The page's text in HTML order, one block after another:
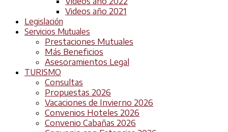
Videos año 2021
Legislación
Servicios Mutuales
Prestaciones Mutuales
Más Beneficios
Asesoramientos Legal
TURISMO
Consultas
Propuestas 2026
Vacaciones de Invierno 2026
Convenios Hoteles 2026
Convenio Cabañas 2026